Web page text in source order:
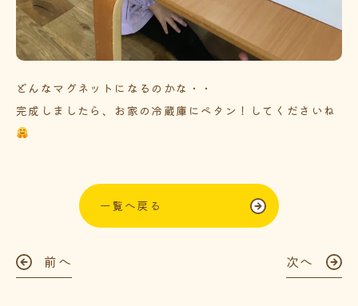
どんなマグネットになるのかな・・
完成しましたら、お家の冷蔵庫にペタン！してくださいね
一覧へ戻る
前へ 次へ